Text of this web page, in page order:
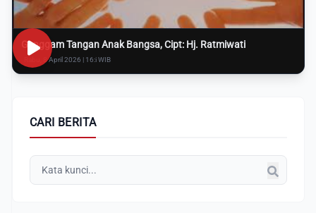
Genggam Tangan Anak Bangsa, Cipt: Hj. Ratmiwati
Rabu, 8 April 2026 | 16:i WIB
CARI BERITA